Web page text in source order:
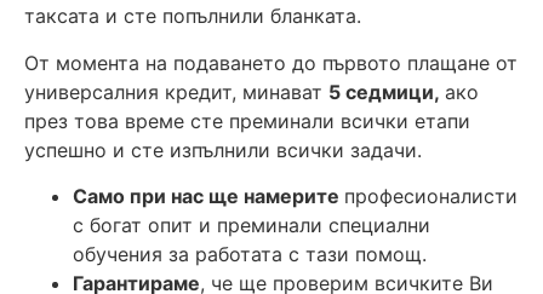
таксата и сте попълнили бланката.
От момента на подаването до първото плащане от
универсалния кредит, минават 5 седмици, ако
през това време сте преминали всички етапи
успешно и сте изпълнили всички задачи.
Само при нас ще намерите професионалисти
с богат опит и преминали специални
обучения за работата с тази помощ.
Гарантираме, че ще проверим всичките Ви